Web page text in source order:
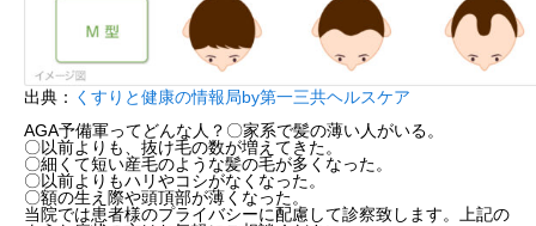
出典： くすりと健康の情報局by第一三共ヘルスケア
AGA予備軍ってどんな人？ 〇家系で髪の薄い人がいる。
〇以前よりも、抜け毛の数が増えてきた。
〇細くて短い産毛のような髪の毛が多くなった。
〇以前よりもハリやコシがなくなった。
〇額の生え際や頭頂部が薄くなった。
当院では患者様のプライバシーに配慮して診察致します。上記の